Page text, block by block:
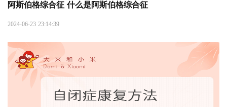
阿斯伯格综合征 什么是阿斯伯格综合征
2024-06-23 23:14:39